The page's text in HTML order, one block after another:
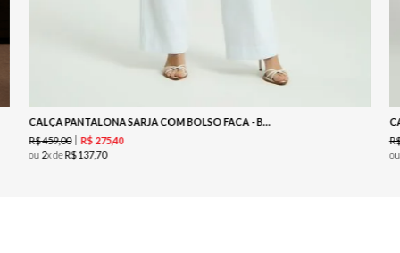
CALÇA PANTALONA SARJA COM BOLSO FACA - BRANCO
R$459,00 R$ 275,40
ou 2x deR$137,70
ou